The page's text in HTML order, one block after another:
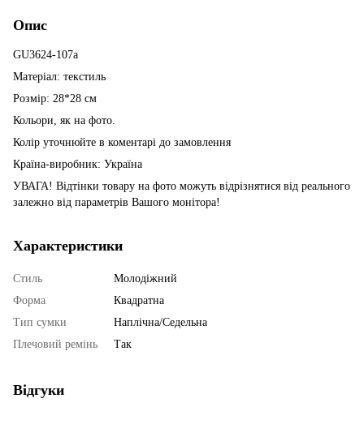
Опис
GU3624-107a
Матеріал: текстиль
Розмір: 28*28 см
Кольори, як на фото.
Колір уточнюйте в коментарі до замовлення
Країна-виробник: Україна
УВАГА! Відтінки товару на фото можуть відрізнятися від реального
залежно від параметрів Вашого монітора!
Характеристики
Стиль
Молодіжний
Форма
Квадратна
Тип сумки
Наплічна/Седельна
Плечовий ремінь
Так
Відгуки